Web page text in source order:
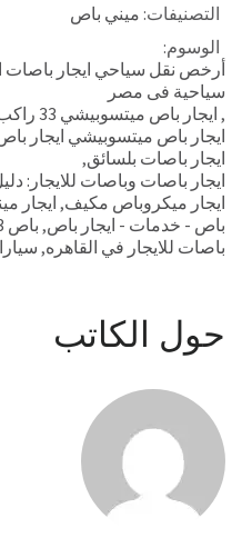
التصنيفات: ميني باص
الوسوم:
أرخص نقل سياحي ايجار باصات
سياحية فى مصر
, ايجار باص ميتسوبيشي 33 راكب
ايجار باص ميتسوبيشي ايجار باص
ايجار باصات بلسائق,
ايجار باصات وباصات للايجار:
ايجار ميكروباص مكيف,ايجار
باص - خدمات - ايجار باص, باص 33 راكب لايجار
باصات للايجار في القاهره,
حول الكاتب